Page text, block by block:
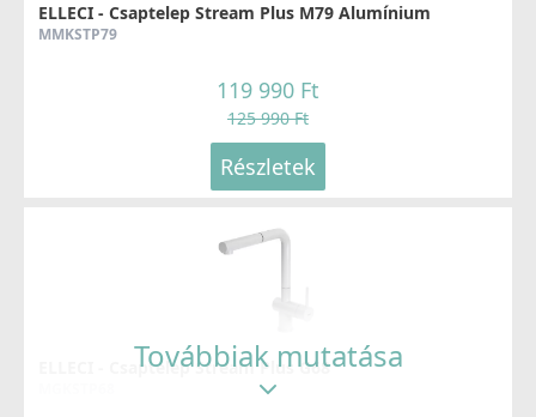
Részletek
109 990 Ft
ELLECI - Csaptelep Stream Plus M79 Alumínium
MMKSTP79
119 990 Ft
125 990 Ft
Részletek
ELLECI - Csaptelep Stream Plus G68
Továbbiak mutatása